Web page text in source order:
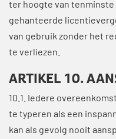
ter hoogte van tenminste
gehanteerde
van gebruik zonder het
te verliezen.
ARTIKEL 10.
10.1. Iedere
te typeren als een
kan als gevolg nooit